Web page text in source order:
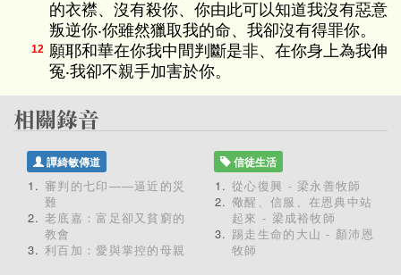
的衣襟、沒有殺你、你由此可以知道我沒有惡意
叛逆你‧你雖然獵取我的命、我卻沒有得罪你。
12 願耶和華在你我中間判斷是非、在你身上為我伸
冤‧我卻不親手加害於你。
譚綺敏傳道
審判的七印——逼近的災
難
老底嘉：富足卻又貧窮的
教會
利百加：愛與掌控的母親
信徒生活
從心復興 - 梁永善牧師
儆醒、信服、在恩典中站
起來 - 梁成裕牧師
踢走生命的大山 - 顏沛恩
牧師